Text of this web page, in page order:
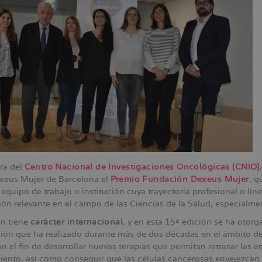
del Centro Nacional de Investigaciones Oncológicas (CNIO),
Mujer de Barcelona el Premio Fundación Dexeus Mujer,
equipo de trabajo o institución cuya trayectoria profesional o
relevante en el campo de las Ciencias de la Salud,
tiene carácter internacional , y en esta 15ª edición se ha
que ha realizado durante más de dos décadas en el ámbito
el fin de desarrollar nuevas terapias que permitan retrasar las
así como conseguir que las células cancerosas